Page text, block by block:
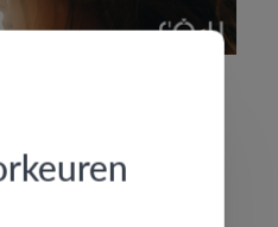
TROUWRINGEN?
f'OrU presenteert